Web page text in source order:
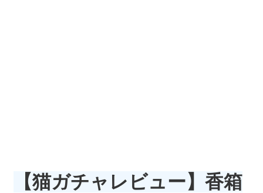
【猫ガチャレビュー】香箱